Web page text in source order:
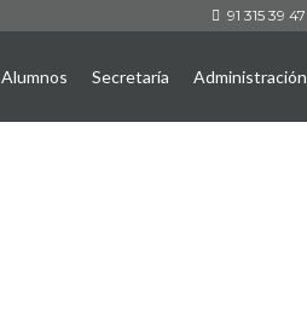
91 315 39 47
Alumnos Secretaría Administración